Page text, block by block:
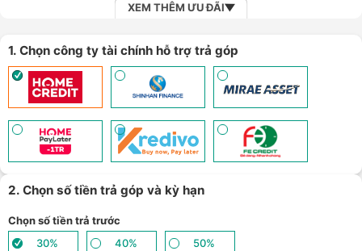
XEM THÊM ƯU ĐÃI
1. Chọn công ty tài chính hỗ trợ trả góp
2. Chọn số tiền trả góp và kỳ hạn
Chọn số tiền trả trước
30%
40% 50%